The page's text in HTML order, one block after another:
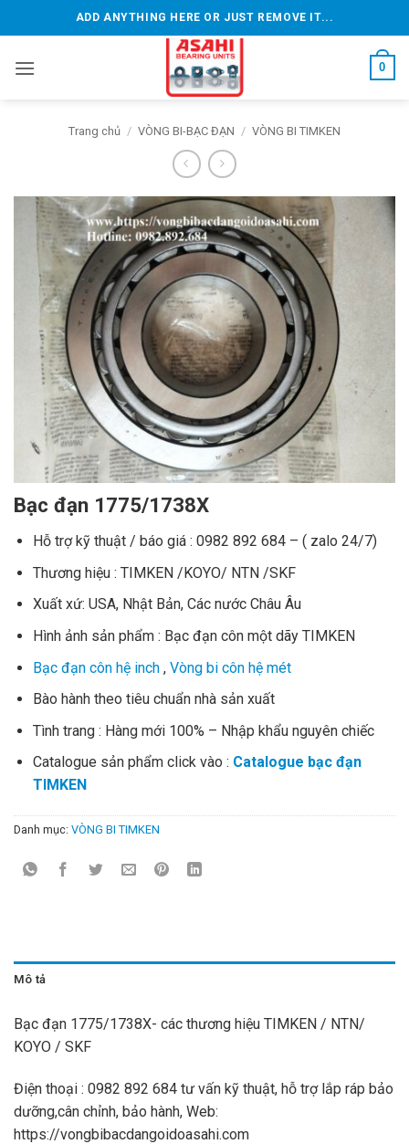
qua
dung
ADD ANYTHING HERE OR JUST REMOVE IT...
0
Trang chủ / VÒNG BI-BẠC ĐẠN / VÒNG BI TIMKEN
Bạc đạn 1775/1738X
Hỗ trợ kỹ thuật / báo giá : 0982 892 684 – ( zalo 24/7)
Thương hiệu : TIMKEN /KOYO/ NTN /SKF
Xuất xứ: USA, Nhật Bản, Các nước Châu Âu
Hình ảnh sản phẩm : Bạc đạn côn một dãy TIMKEN
Bạc đạn côn hệ inch, Vòng bi côn hệ mét
Bào hành theo tiêu chuẩn nhà sản xuất
Tình trang : Hàng mới 100% – Nhập khẩu nguyên chiếc
Catalogue sản phẩm click vào : Catalogue bạc đạn
TIMKEN
Danh mục: VÒNG BI TIMKEN
Mô tả
Bạc đạn 1775/1738X- các thương hiệu TIMKEN / NTN/
KOYO / SKF
Điện thoại : 0982 892 684 tư vấn kỹ thuật, hỗ trợ lắp ráp bảo
dưỡng,cân chỉnh, bảo hành, Web:
https://vongbibacdangoidoasahi.com